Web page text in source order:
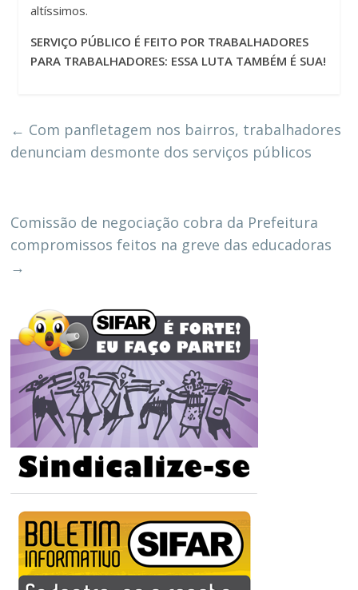
altíssimos.
SERVIÇO PÚBLICO É FEITO POR TRABALHADORES
PARA TRABALHADORES: ESSA LUTA TAMBÉM É SUA!
← Com panfletagem nos bairros, trabalhadores
denunciam desmonte dos serviços públicos
Comissão de negociação cobra da Prefeitura
compromissos feitos na greve das educadoras
→